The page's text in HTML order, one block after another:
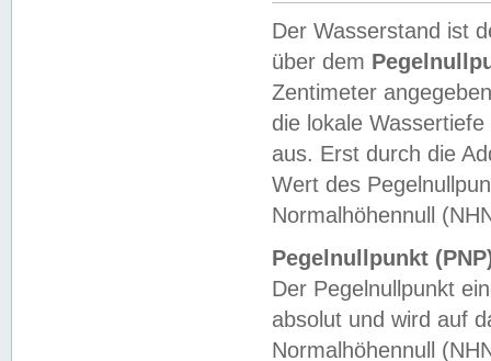
Der Wasserstand ist
über dem
Zentimeter
die lokale
aus. Erst durch die
Wert des
Normalhöhennull
Pegelnullpunkt
Der Pegelnullpunkt
absolut und wird auf
Normalhöhennull